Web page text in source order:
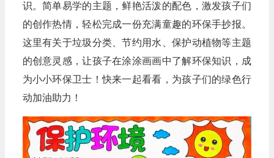
识。简单易学的主题，鲜艳活泼的配色，激发孩子们
的创作热情，轻松完成一份充满童趣的环保手抄报。
这里有关于垃圾分类、节约用水、保护动植物等主题
的创意灵感，让孩子在涂涂画画中了解环保知识，成
为小小环保卫士！快来一起看看，为孩子们的绿色行
动加油助力！